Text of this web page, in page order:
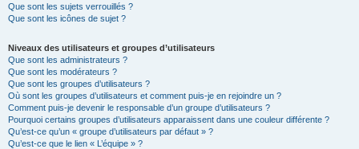
Que sont les sujets verrouillés ?
Que sont les icônes de sujet ?
Niveaux des utilisateurs et groupes d’utilisateurs
Que sont les administrateurs ?
Que sont les modérateurs ?
Que sont les groupes d’utilisateurs ?
Où sont les groupes d’utilisateurs et comment puis-je en rejoindre un ?
Comment puis-je devenir le responsable d’un groupe d’utilisateurs ?
Pourquoi certains groupes d’utilisateurs apparaissent dans une couleur différente ?
Qu’est-ce qu’un « groupe d’utilisateurs par défaut » ?
Qu’est-ce que le lien « L’équipe » ?